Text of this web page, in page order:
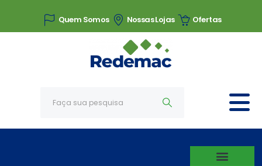
Quem Somos Nossas Lojas Ofertas